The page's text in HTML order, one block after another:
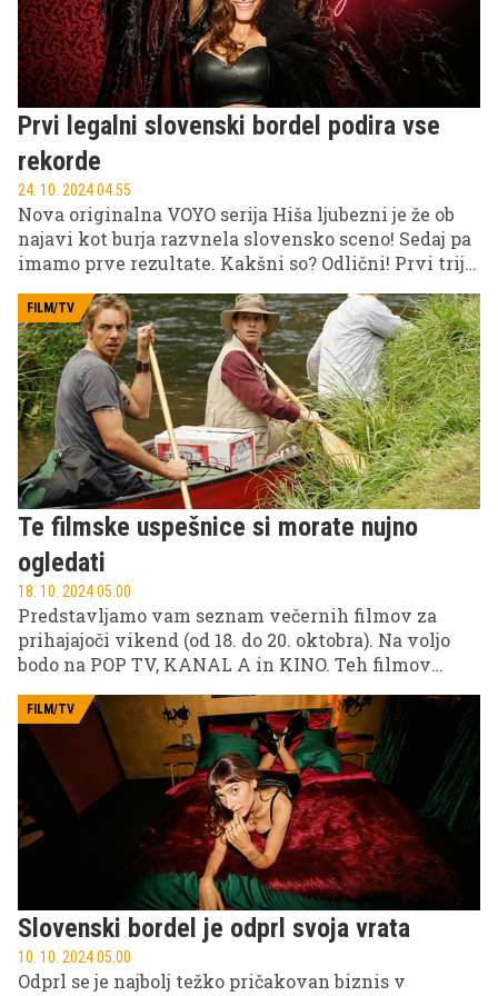
vse, česar si nismo upali vprašati.
Prvi legalni slovenski bordel podira vse
rekorde
24. 10. 2024 04.55
Nova originalna VOYO serija Hiša ljubezni je že ob
najavi kot burja razvnela slovensko sceno! Sedaj pa
imamo prve rezultate. Kakšni so? Odlični! Prvi trije
odstotkov vseh VOYO uporabnikov in uporabnic je
že prestopilo prag prvega slovenskega legalnega
bordela. Četrti del je že na VOYO, a najboljše šele
prihaja!
FILM/TV
Te filmske uspešnice si morate nujno
ogledati
18. 10. 2024 05.00
Predstavljamo vam seznam večernih filmov za
prihajajoči vikend (od 18. do 20. oktobra). Na voljo
bodo na POP TV, KANAL A in KINO. Teh filmov
nikakor ne smete spregledati!
FILM/TV
Slovenski bordel je odprl svoja vrata
10. 10. 2024 05.00
Odprl se je najbolj težko pričakovan biznis v